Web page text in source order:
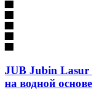
JUB Jubin Lasur
на водной основе